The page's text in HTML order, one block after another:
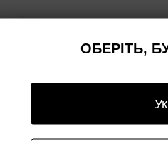
Отзывы 1 Доставка
ОБЕРІТЬ,